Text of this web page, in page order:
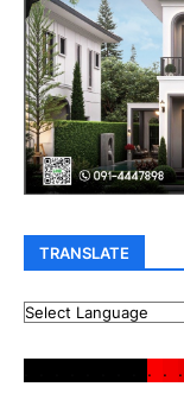
TRANSLATE
. . .